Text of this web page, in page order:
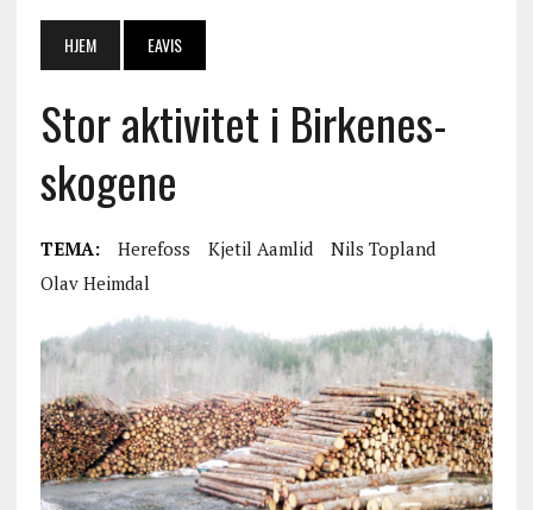
HJEM EAVIS
Stor aktivitet i Birkenes-
skogene
TEMA: Herefoss Kjetil Aamlid
Nils Topland
Olav Heimdal